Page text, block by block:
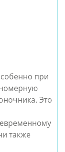
при
Это
также